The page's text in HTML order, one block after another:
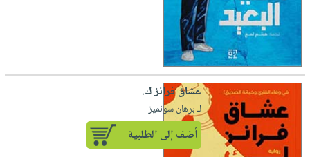
عشاق فرانز ك.
لـ برهان سونميز
أضف إلى الطلبية